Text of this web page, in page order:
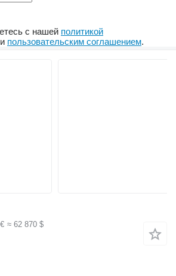
с нашей политикой
и пользовательским соглашением.
≈ 62 870 $